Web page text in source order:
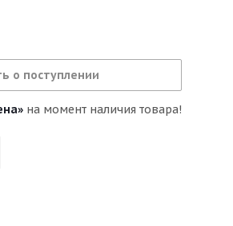
о поступлении
на момент наличия товара!